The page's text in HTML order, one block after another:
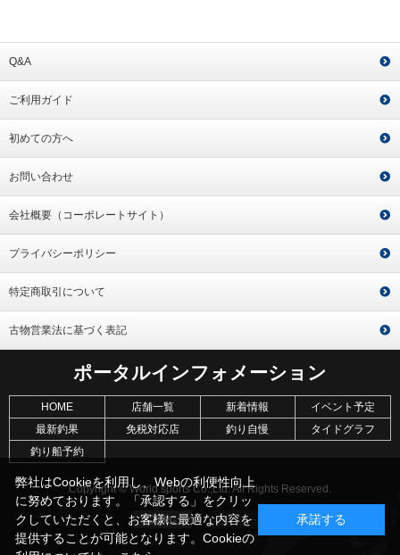
Q&A
ご利用ガイド
初めての方へ
お問い合わせ
会社概要（コーポレートサイト）
プライバシーポリシー
特定商取引について
古物営業法に基づく表記
ポータルインフォメーション
HOME 店舗一覧 新着情報
イベント予定
最新釣果
免税対応店 釣り自慢
タイドグラフ
釣り船予約
Copyright © World sports Co.,Ltd. All Rights Reserved.
弊社はCookieを利用し、Webの利便性向上
に努めております。「承認する」をクリッ
クしていただくと、お客様に最適な内容を
提供することが可能となります。Cookieの
承諾する